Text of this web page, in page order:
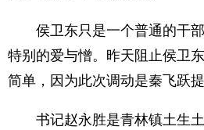
侯卫东只是一个普通的干部
特别的爱与憎。昨天阻止侯卫
简单，因为此次调动是秦飞跃提
书记赵永胜是青林镇土生土